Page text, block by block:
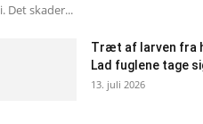
Det skader...
Træt af larven fra
Lad fuglene tage
13. juli 2026